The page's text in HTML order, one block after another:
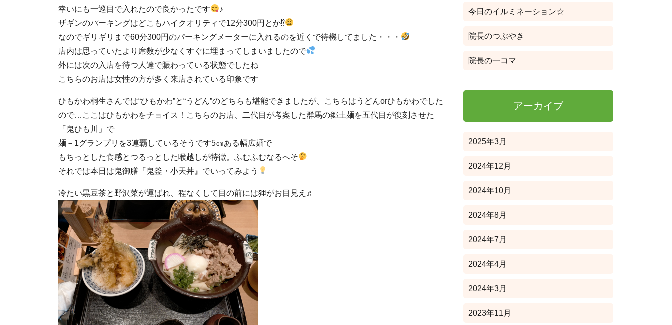
幸いにも一巡目で入れたので良かったです
♪
ザギンのパーキングはどこもハイクオリティで12分300円とか⁉
なのでギリギリまで60分300円のパーキングメーターに入れるのを近くで待機してました・・・
店内は思っていたより席数が少なくすぐに埋まってしまいましたので
外には次の入店を待つ人達で賑わっている状態でしたね
こちらのお店は女性の方が多く来店されている印象です
ひもかわ桐生さんでは“ひもかわ”と“うどん”のどちらも堪能できましたが、こちらはうどんorひもかわでした
ので…ここはひもかわをチョイス！こちらのお店、二代目が考案した群馬の郷土麺を五代目が復刻させた
「鬼ひも川」で
麺－1グランプリを3連覇しているそうです5㎝ある幅広麺で
もちっとした食感とつるっとした喉越しが特徴。ふむふむなるへそ
それでは本日は鬼御膳『鬼釜・小天丼』でいってみよう
冷たい黒豆茶と野沢菜が運ばれ、程なくして目の前には狸がお目見え♬
今日のイルミネーション☆
院長のつぶやき
院長の一コマ
アーカイブ
2025年3月
2024年12月
2024年10月
2024年8月
2024年7月
2024年4月
2024年3月
2023年11月